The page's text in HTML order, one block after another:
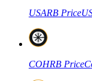
TradFi
Деривативы
USARB Price
COHRB Price